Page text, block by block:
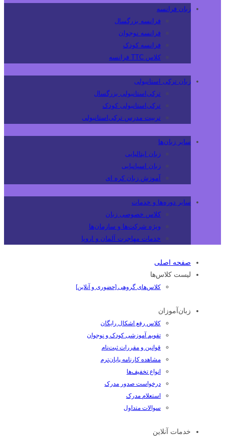
زبان فرانسه
فرانسه بزرگسال
فرانسه نوجوان
فرانسه کودک
کلاس TTC فرانسه
زبان ترکی استانبولی
ترکی‌استانبولی بزرگسال
ترکی‌استانبولی کودک
تربیت مدرس ترکی‌استانبولی
سایر زبان‌ها
زبان ایتالیایی
زبان اسپانیایی
آموزش زبان کره ای
سایر دوره‌ها و خدمات
کلاس خصوصی زبان
ویژه شرکت‌ها و سازمان‌ها
خدمات مهاجرت آلمان و اروپا
صفحه اصلی
لیست کلاس‌ها
کلاس‌های گروهی [حضوری و آنلاین]
زبان‌آموزان
کلاس رفع اشکال رایگان
تقویم آموزشی کودک و نوجوان
قوانین و مقررات ثبت‌نام
مشاهده کارنامه پایان‌ترم
انواع تخفیف‌ها
درخواست صدور مدرک
استعلام مدرک
سوالات متداول
خدمات آنلاین